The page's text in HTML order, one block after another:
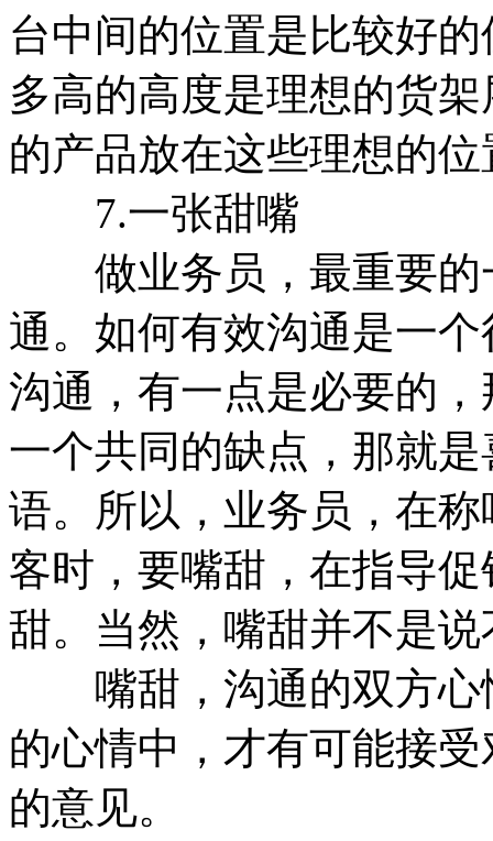
台中间的位置是比较好
多高的高度是理想的货
的产品放在这些理想的
7.一张甜嘴
做业务员，最重要的
通。如何有效沟通是一
沟通，有一点是必要的
一个共同的缺点，那就
语。所以，业务员，在
客时，要嘴甜，在指导
甜。当然，嘴甜并不是
嘴甜，沟通的双方心
的心情中，才有可能接
的意见。